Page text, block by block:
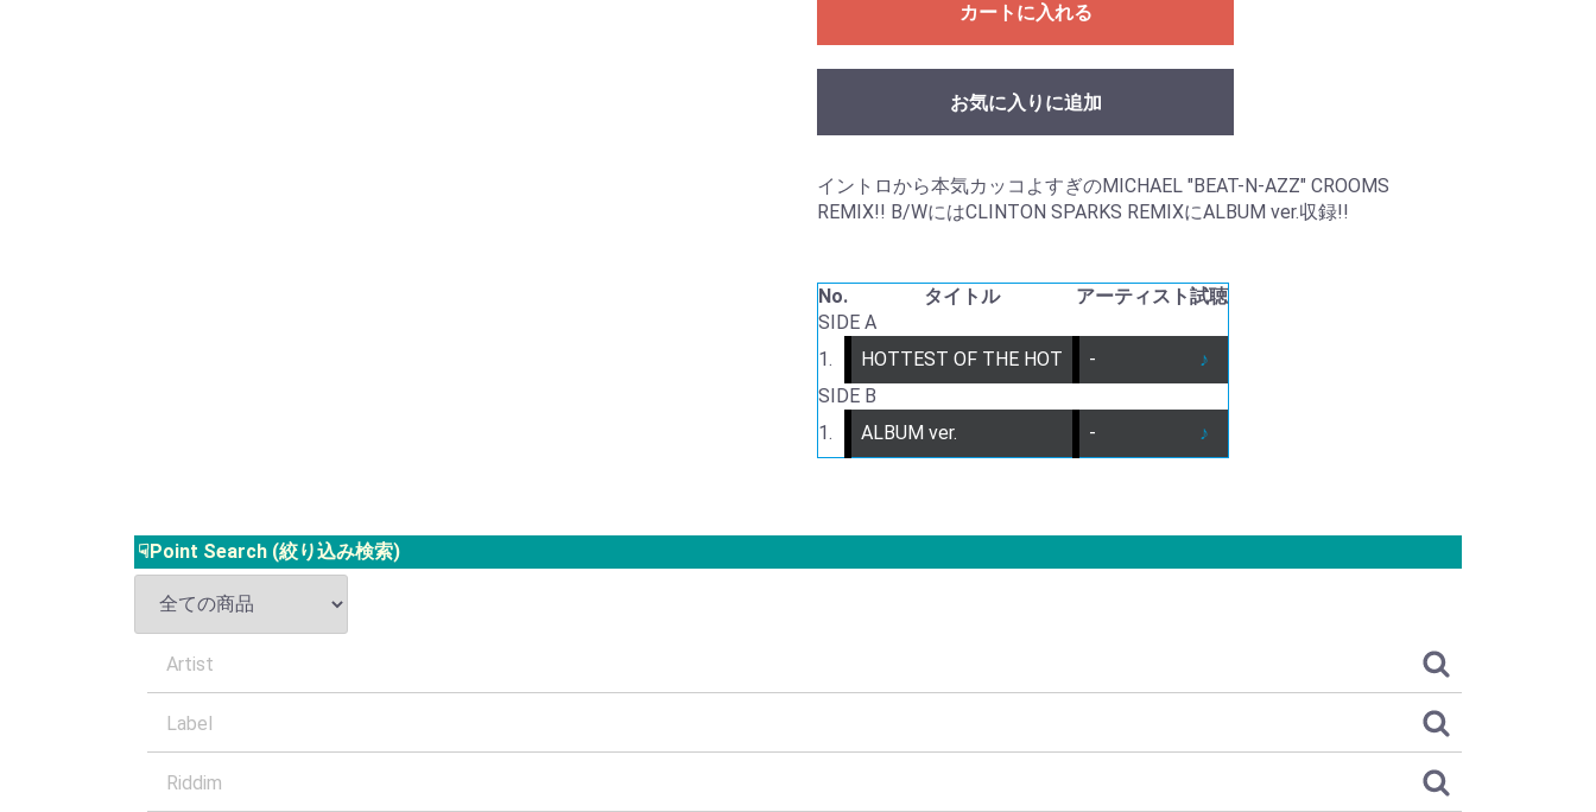
カートに入れる
お気に入りに追加
イントロから本気カッコよすぎのMICHAEL "BEAT-N-AZZ" CROOMS
REMIX!! B/WにはCLINTON SPARKS REMIXにALBUM ver.収録!!
No. タイトル アーティスト試聴
SIDE A
1.
HOTTEST OF THE HOT -
♪
SIDE B
1.
ALBUM ver. - ♪
☟Point Search (絞り込み検索)